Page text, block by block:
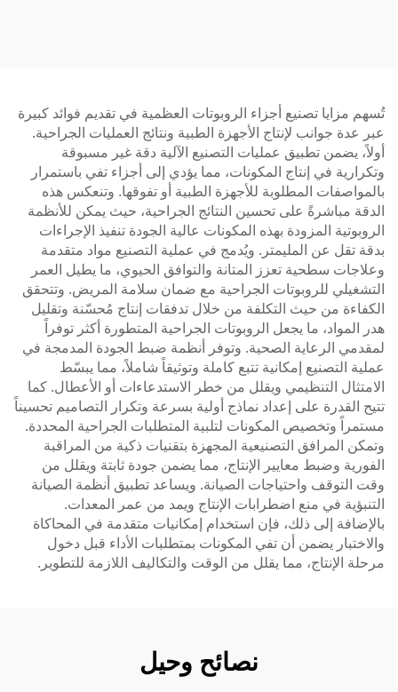
تُسهم مزايا تصنيع أجزاء الروبوتات العظمية في تقديم فوائد كبيرة
عبر عدة جوانب لإنتاج الأجهزة الطبية ونتائج العمليات الجراحية.
أولاً، يضمن تطبيق عمليات التصنيع الآلية دقة غير مسبوقة
وتكرارية في إنتاج المكونات، مما يؤدي إلى أجزاء تفي باستمرار
بالمواصفات المطلوبة للأجهزة الطبية أو تفوقها. وتنعكس هذه
الدقة مباشرةً على تحسين النتائج الجراحية، حيث يمكن للأنظمة
الروبوتية المزودة بهذه المكونات عالية الجودة تنفيذ الإجراءات
بدقة تقل عن المليمتر. ويُدمج في عملية التصنيع مواد متقدمة
وعلاجات سطحية تعزز المتانة والتوافق الحيوي، ما يطيل العمر
التشغيلي للروبوتات الجراحية مع ضمان سلامة المريض. وتتحقق
الكفاءة من حيث التكلفة من خلال تدفقات إنتاج مُحسّنة وتقليل
هدر المواد، ما يجعل الروبوتات الجراحية المتطورة أكثر توفراً
لمقدمي الرعاية الصحية. وتوفر أنظمة ضبط الجودة المدمجة في
عملية التصنيع إمكانية تتبع كاملة وتوثيقاً شاملاً، مما يبسّط
الامتثال التنظيمي ويقلل من خطر الاستدعاءات أو الأعطال. كما
تتيح القدرة على إعداد نماذج أولية بسرعة وتكرار التصاميم تحسيناً
مستمراً وتخصيص المكونات لتلبية المتطلبات الجراحية المحددة.
وتمكن المرافق التصنيعية المجهزة بتقنيات ذكية من المراقبة
الفورية وضبط معايير الإنتاج، مما يضمن جودة ثابتة ويقلل من
وقت التوقف واحتياجات الصيانة. ويساعد تطبيق أنظمة الصيانة
التنبؤية في منع اضطرابات الإنتاج ويمد من عمر المعدات.
بالإضافة إلى ذلك، فإن استخدام إمكانيات متقدمة في المحاكاة
والاختبار يضمن أن تفي المكونات بمتطلبات الأداء قبل دخول
مرحلة الإنتاج، مما يقلل من الوقت والتكاليف اللازمة للتطوير.
نصائح وحيل